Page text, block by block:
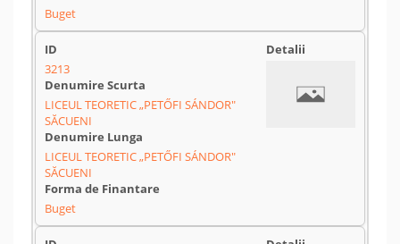
Buget
3213
LICEUL TEORETIC „PETŐFI SÁNDOR"
SĂCUENI
LICEUL TEORETIC „PETŐFI SÁNDOR"
SĂCUENI
Buget